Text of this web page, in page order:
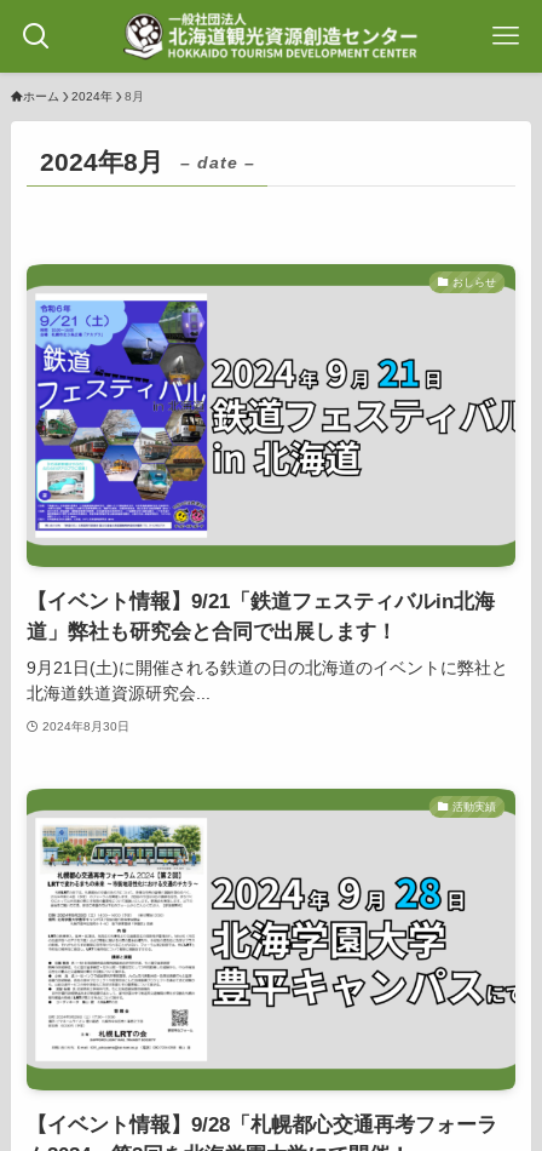
ホーム 2024年 8月
2024年8月 – date –
おしらせ
【イベント情報】9/21「鉄道フェスティバルin北海
道」弊社も研究会と合同で出展します！
9月21日(土)に開催される鉄道の日の北海道のイベントに弊社と
北海道鉄道資源研究会...
2024年8月30日
活動実績
【イベント情報】9/28「札幌都心交通再考フォーラ